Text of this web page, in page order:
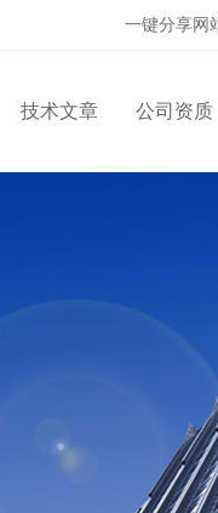
一键分享网
技术文章 公司资质